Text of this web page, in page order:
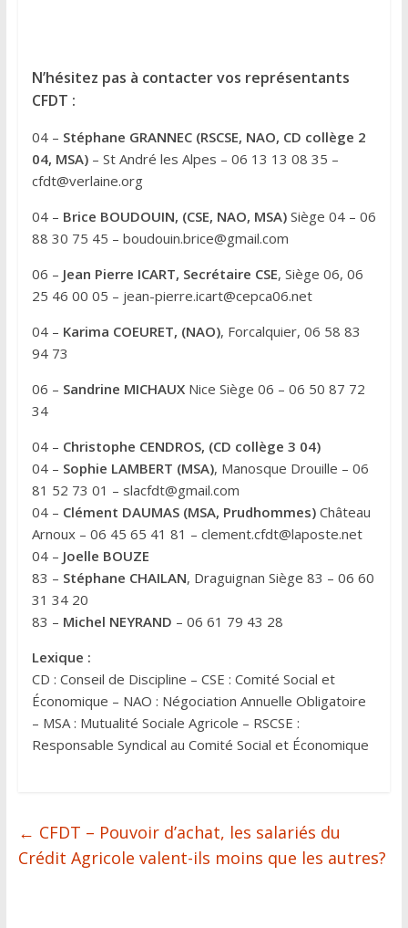
e
r
a
t
i
v
e
N’hésitez pas à contacter vos représentants
CFDT :
04 – Stéphane GRANNEC (RSCSE, NAO, CD collège 2
04, MSA)– St André les Alpes – 06 13 13 08 35 –
cfdt@verlaine.org
04 – Brice BOUDOUIN, (CSE, NAO, MSA)Siège 04 – 06
88 30 75 45 – boudouin.brice@gmail.com
06 – Jean Pierre ICART, Secrétaire CSE, Siège 06, 06
25 46 00 05 – jean-pierre.icart@cepca06.net
04 – Karima COEURET, (NAO), Forcalquier, 06 58 83
94 73
06 – Sandrine MICHAUXNice Siège 06 – 06 50 87 72
34
04 – Christophe CENDROS, (CD collège 3 04)
04 – Sophie LAMBERT (MSA), Manosque Drouille – 06
81 52 73 01 – slacfdt@gmail.com
04 – Clément DAUMAS (MSA, Prudhommes)Château
Arnoux – 06 45 65 41 81 – clement.cfdt@laposte.net
04 – Joelle BOUZE
83 – Stéphane CHAILAN, Draguignan Siège 83 – 06 60
31 34 20
83 – Michel NEYRAND – 06 61 79 43 28
Lexique :
CD : Conseil de Discipline – CSE : Comité Social et
Économique – NAO : Négociation Annuelle Obligatoire
– MSA : Mutualité Sociale Agricole – RSCSE :
Responsable Syndical au Comité Social et Économique
← CFDT – Pouvoir d’achat, les salariés du
Crédit Agricole valent-ils moins que les autres?